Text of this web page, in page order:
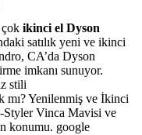
ikinci el Dyson
satılık yeni ve ikinci
CA’da Dyson
imkanı sunuyor.
stili
mı? Yenilenmiş ve İkinci
Vinca Mavisi ve
konumu. google